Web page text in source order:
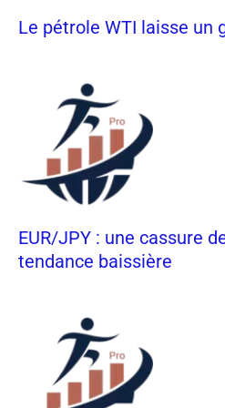
Le pétrole WTI laisse un
EUR/JPY : une cassure
tendance baissière